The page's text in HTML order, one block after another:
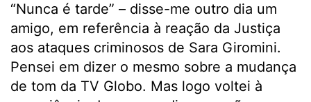
“Nunca é tarde” – disse-me outro dia um
amigo, em referência à reação da Justiça
aos ataques criminosos de Sara Giromini.
Pensei em dizer o mesmo sobre a mudança
de tom da TV Globo. Mas logo voltei à